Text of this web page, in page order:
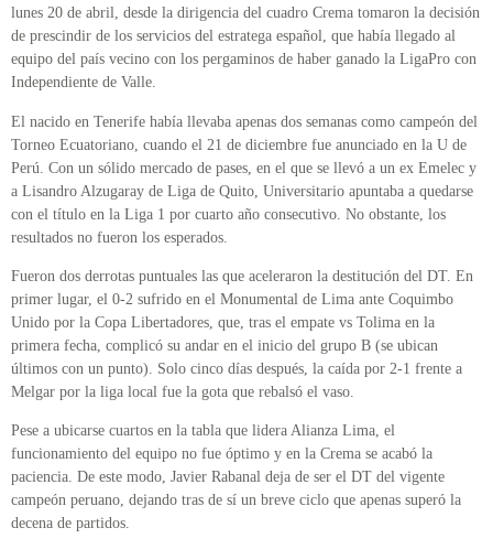
lunes 20 de abril, desde la dirigencia del cuadro Crema tomaron la decisión
de prescindir de los servicios del estratega español, que había llegado al
equipo del país vecino con los pergaminos de haber ganado la LigaPro con
Independiente de Valle.
El nacido en Tenerife había llevaba apenas dos semanas como campeón del
Torneo Ecuatoriano, cuando el 21 de diciembre fue anunciado en la U de
Perú. Con un sólido mercado de pases, en el que se llevó a un ex Emelec y
a Lisandro Alzugaray de Liga de Quito, Universitario apuntaba a quedarse
con el título en la Liga 1 por cuarto año consecutivo. No obstante, los
resultados no fueron los esperados.
Fueron dos derrotas puntuales las que aceleraron la destitución del DT. En
primer lugar, el 0-2 sufrido en el Monumental de Lima ante Coquimbo
Unido por la Copa Libertadores, que, tras el empate vs Tolima en la
primera fecha, complicó su andar en el inicio del grupo B (se ubican
últimos con un punto). Solo cinco días después, la caída por 2-1 frente a
Melgar por la liga local fue la gota que rebalsó el vaso.
Pese a ubicarse cuartos en la tabla que lidera Alianza Lima, el
funcionamiento del equipo no fue óptimo y en la Crema se acabó la
paciencia. De este modo, Javier Rabanal deja de ser el DT del vigente
campeón peruano, dejando tras de sí un breve ciclo que apenas superó la
decena de partidos.